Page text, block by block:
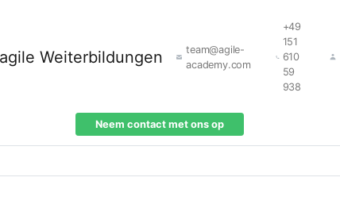
team@agile-
academy.com
+49
151
610
59
938
Neem contact met ons op